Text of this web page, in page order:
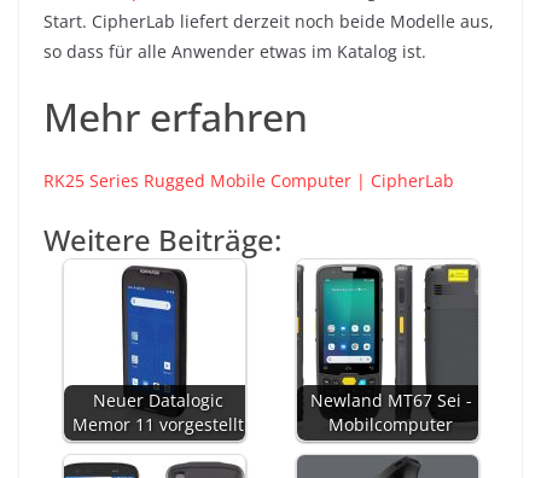
Start. CipherLab liefert derzeit noch beide Modelle aus,
so dass für alle Anwender etwas im Katalog ist.
Mehr erfahren
RK25 Series Rugged Mobile Computer | CipherLab
Weitere Beiträge:
Neuer Datalogic
Memor 11 vorgestellt
Newland MT67 Sei -
Mobilcomputer